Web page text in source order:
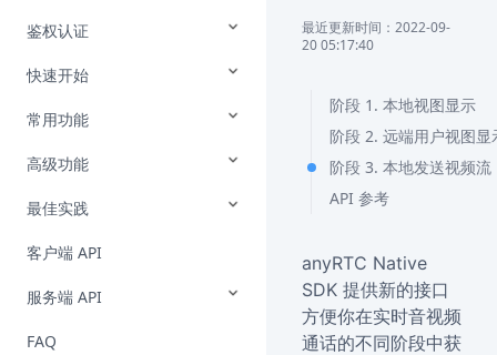
鉴权认证
快速开始
常用功能
高级功能
最佳实践
客户端 API
服务端 API
FAQ
最近更新时间：2022-09-
20 05:17:40
阶段 1. 本地视图显示
阶段 2. 远端用户视图显
阶段 3. 本地发送视频流
API 参考
anyRTC Native
SDK 提供新的接口
方便你在实时音视频
通话的不同阶段中获